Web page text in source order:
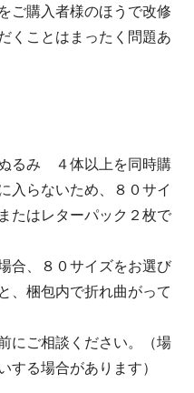
ご購入者様のほうで改修
くことはまったく問題あ
るみ ４体以上を同時購
入らないため、８０サイ
たはレターパック２枚で
合、８０サイズをお選び
、梱包内で折れ曲がって
にご相談ください。（場
する場合があります）